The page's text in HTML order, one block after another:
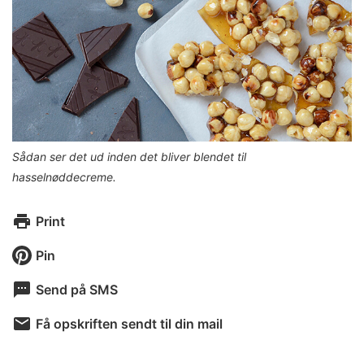
Sådan ser det ud inden det bliver blendet til
hasselnøddecreme.
Print
Pin
Send på SMS
Få opskriften sendt til din mail